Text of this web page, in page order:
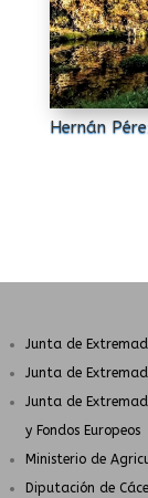
Hernán
Junta de
Junta de
Junta de
y Fondos Europeos
Ministerio de
Diputación de